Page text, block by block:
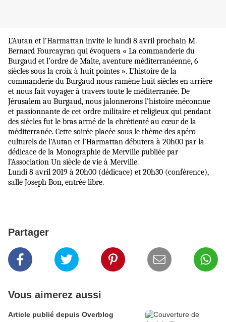
L’Autan et l’Harmattan invite le lundi 8 avril prochain M.
Bernard Fourcayran qui évoquera « La commanderie du
Burgaud et l’ordre de Malte, aventure méditerranéenne, 6
siècles sous la croix à huit pointes ». L’histoire de la
commanderie du Burgaud nous ramène huit siècles en arrière
et nous fait voyager à travers toute le méditerranée. De
Jérusalem au Burgaud, nous jalonnerons l’histoire méconnue
et passionnante de cet ordre militaire et religieux qui pendant
des siècles fut le bras armé de la chrétienté au cœur de la
méditerranée. Cette soirée placée sous le thème des apéro-
culturels de l’Autan et l’Harmattan débutera à 20h00 par la
dédicace de la Monographie de Merville publiée par
l’Association Un siècle de vie à Merville.
Lundi 8 avril 2019 à 20h00 (dédicace) et 20h30 (conférence),
salle Joseph Bon, entrée libre.
Partager
Vous aimerez aussi
Article publié depuis Overblog